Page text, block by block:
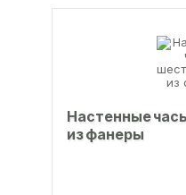
Настенные
из фанеры